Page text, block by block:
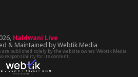
Haldwani Live
& Maintained by Webtik Media
published solely by the website owner. Webtik Media
responsibility for its content.